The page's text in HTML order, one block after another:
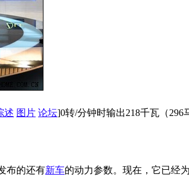
述 图片 论坛]0转/分钟时输出218千瓦（
布的还有新车的动力参数。现在，它已经